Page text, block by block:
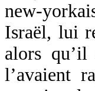
new-
Israël, lui
alors
l’avaient